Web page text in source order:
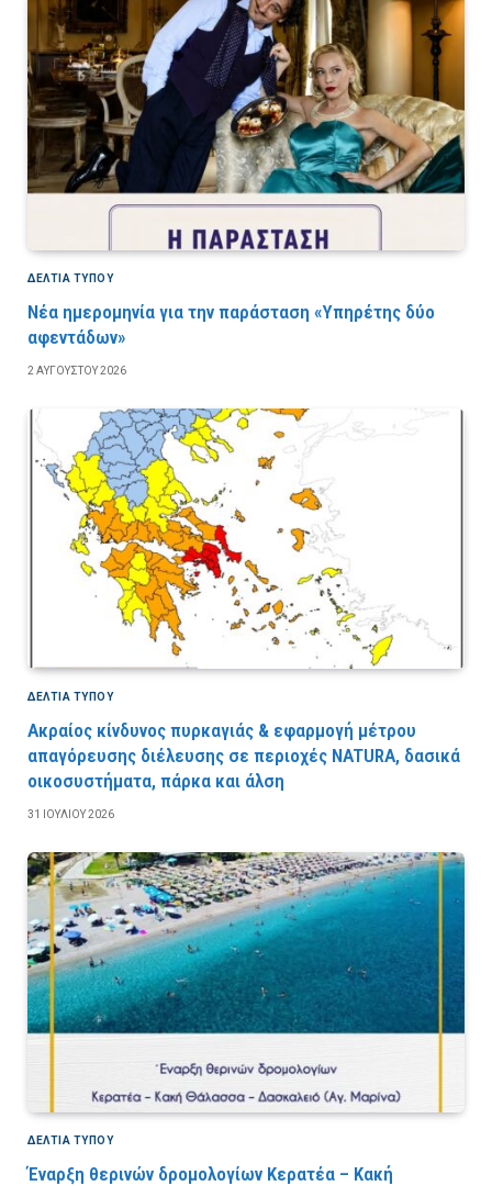
ΔΕΛΤΙΑ ΤΥΠΟΥ
Νέα ημερομηνία για την παράσταση «Υπηρέτης δύο
αφεντάδων»
2 ΑΥΓΟΎΣΤΟΥ 2026
ΔΕΛΤΙΑ ΤΥΠΟΥ
Ακραίος κίνδυνος πυρκαγιάς & εφαρμογή μέτρου
απαγόρευσης διέλευσης σε περιοχές NATURA, δασικά
οικοσυστήματα, πάρκα και άλση
31 ΙΟΥΛΊΟΥ 2026
ΔΕΛΤΙΑ ΤΥΠΟΥ
Έναρξη θερινών δρομολογίων Κερατέα – Κακή